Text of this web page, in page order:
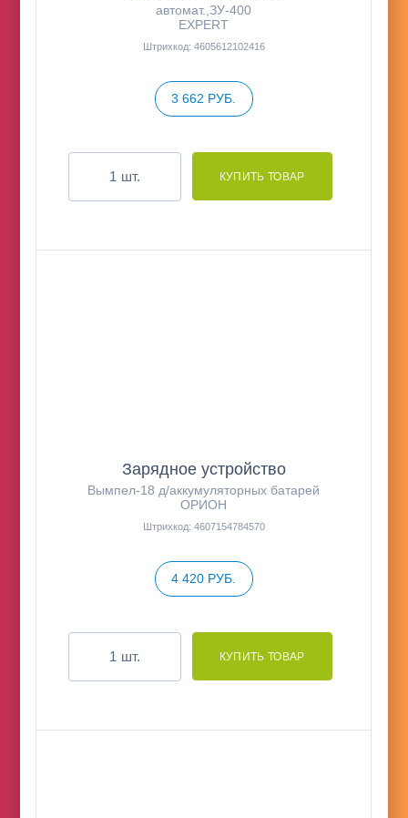
автомат.,ЗУ-400
EXPERT
Штрихкод: 4605612102416
3 662 РУБ.
шт.
Зарядное устройство
Вымпел-18 д/аккумуляторных батарей
ОРИОН
Штрихкод: 4607154784570
4 420 РУБ.
шт.